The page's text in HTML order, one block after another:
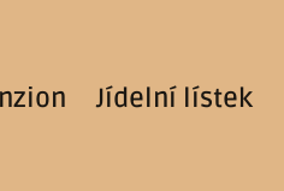
Jídelní lístek